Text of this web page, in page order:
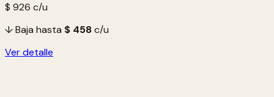
$ 926 c/u
↓ Baja hasta $ 458c/u
Ver detalle